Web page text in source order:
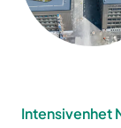
Intensivenhet